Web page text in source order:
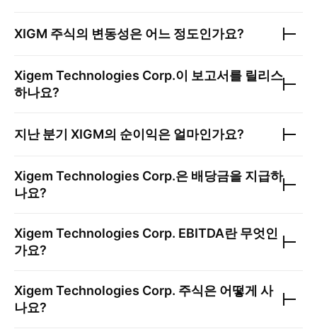
XIGM 주식의 변동성은 어느 정도인가요?
Xigem Technologies Corp.이 보고서를 릴리스
하나요?
지난 분기 XIGM의 순이익은 얼마인가요?
Xigem Technologies Corp.은 배당금을 지급하
나요?
Xigem Technologies Corp. EBITDA란 무엇인
가요?
Xigem Technologies Corp. 주식은 어떻게 사
나요?